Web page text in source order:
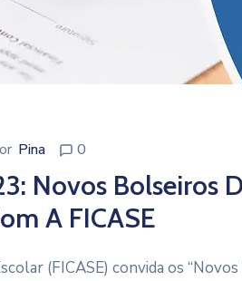
Pina 0
Novos Bolseiros
A FICASE
(FICASE) convida os